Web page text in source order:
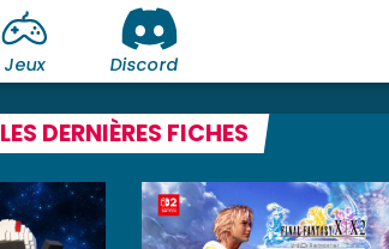
Jeux Discord
LES DERNIÈRES FICHES